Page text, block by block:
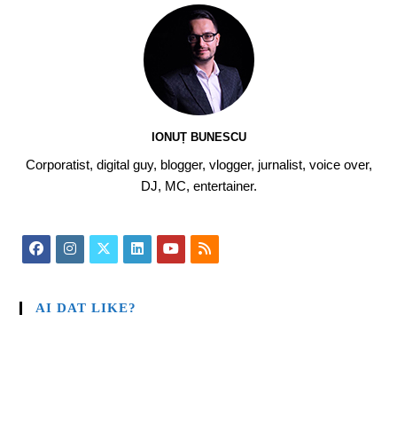
IONUȚ BUNESCU
Corporatist, digital guy, blogger, vlogger, jurnalist, voice over,
DJ, MC, entertainer.
AI DAT LIKE?